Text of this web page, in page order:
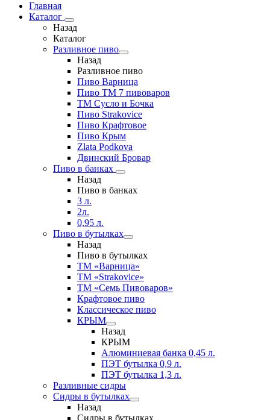
Главная
Каталог
Назад
Каталог
Разливное пиво
Назад
Разливное пиво
Пиво Варница
Пиво ТМ 7 пивоваров
ТМ Сусло и Бочка
Пиво Strakovice
Пиво Крафтовое
Пиво Крым
Zlata Podkova
Двинский Бровар
Пиво в банках
Назад
Пиво в банках
3 л.
2л.
0,95 л.
Пиво в бутылках
Назад
Пиво в бутылках
ТМ «Варница»
ТМ «Strakovice»
ТМ «Семь Пивоваров»
Крафтовое пиво
Классическое пиво
КРЫМ
Назад
КРЫМ
Алюминиевая банка 0,45 л.
ПЭТ бутылка 0,9 л.
ПЭТ бутылка 1,3 л.
Разливные сидры
Сидры в бутылках
Назад
Сидры в бутылках